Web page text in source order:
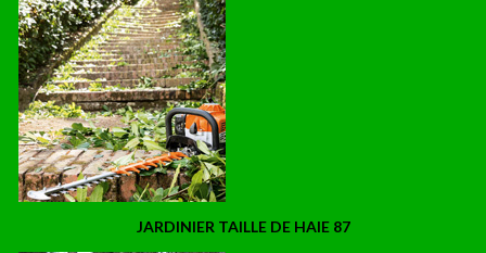
JARDINIER TAILLE DE HAIE 87